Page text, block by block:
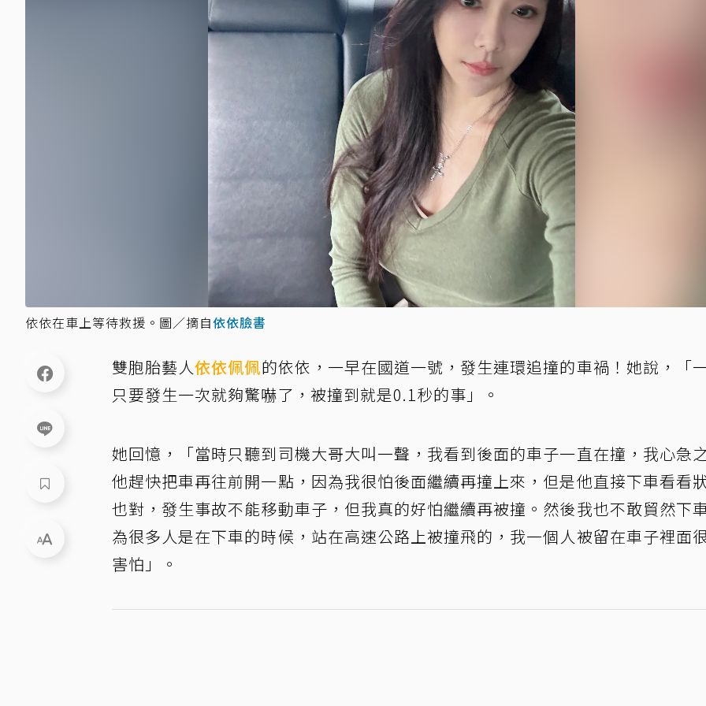
依依在車上等待救援。圖／摘自依依臉書
雙胞胎藝人依依佩佩的依依，一早在國道一號，發生連環追撞的車禍！她說，「
只要發生一次就夠驚嚇了，被撞到就是0.1秒的事」。
她回憶，「當時只聽到司機大哥大叫一聲，我看到後面的車子一直在撞，我心急
他趕快把車再往前開一點，因為我很怕後面繼續再撞上來，但是他直接下車看看
也對，發生事故不能移動車子，但我真的好怕繼續再被撞。然後我也不敢貿然下
為很多人是在下車的時候，站在高速公路上被撞飛的，我一個人被留在車子裡面
害怕」。